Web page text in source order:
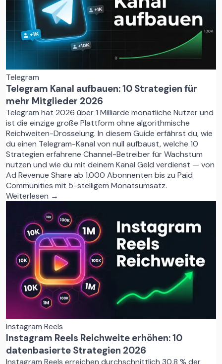
Telegram
Telegram Kanal aufbauen: 10 Strategien für
mehr Mitglieder 2026
Telegram hat 2026 über 1 Milliarde monatliche Nutzer und
ist die einzige große Plattform ohne algorithmische
Reichweiten-Drosselung. In diesem Guide erfährst du, wie
du einen Telegram-Kanal von null aufbaust, welche 10
Strategien erfahrene Channel-Betreiber für Wachstum
nutzen und wie du mit deinem Kanal Geld verdienst — von
Ad Revenue Share ab 1.000 Abonnenten bis zu Paid
Communities mit 5-stelligem Monatsumsatz.
Weiterlesen →
Instagram Reels
Instagram Reels Reichweite erhöhen: 10
datenbasierte Strategien 2026
Instagram Reels erreichen durchschnittlich 30,8 % der